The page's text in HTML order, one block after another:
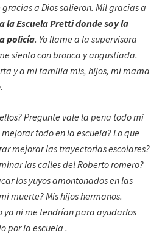
gracias a Dios salieron. Mil gracias a
la Escuela Pretti donde soy la
policía. Yo llame a la supervisora
siento con bronca y angustiada.
y a mi familia mis, hijos, mi mama
Pregunte vale la pena todo mi
todo en la escuela? Lo que
mejorar las trayectorias escolares?
las calles del Roberto romero?
los yuyos amontonados en las
muerte? Mis hijos hermanos.
ya ni me tendrían para ayudarlos
por la escuela .